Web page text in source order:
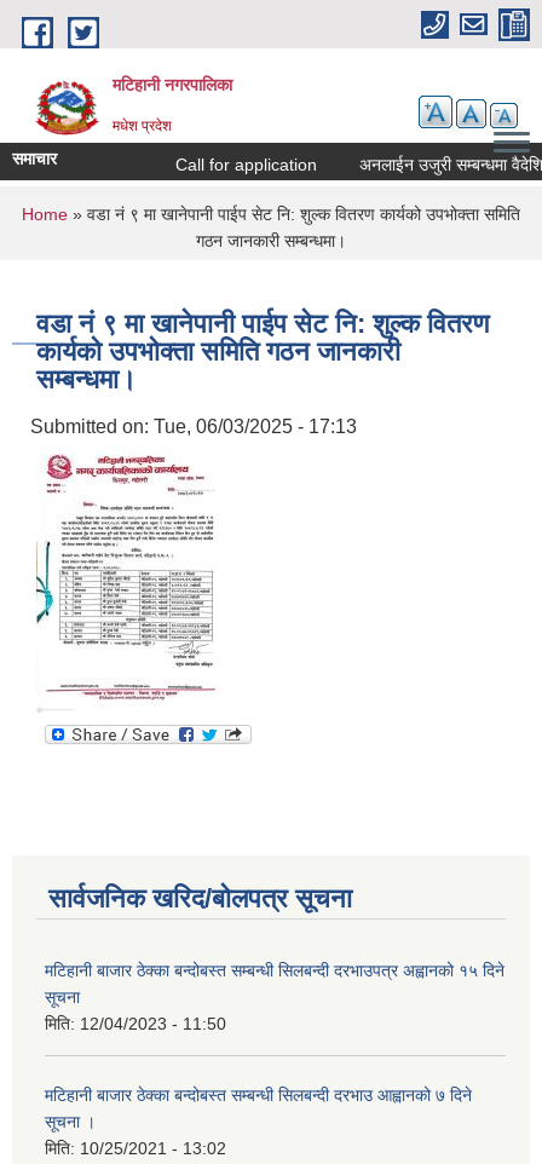
Skip to main content
मटिहानी नगरपालिका
मधेश प्रदेश
समाचार Call for application अनलाईन उजुरी सम्बन्धमा
You are here
Home » वडा नं ९ मा खानेपानी पाईप सेट नि: शुल्क वितरण कार्यको उपभोक्ता समिति
गठन जानकारी सम्बन्धमा।
वडा नं ९ मा खानेपानी पाईप सेट नि: शुल्क वितरण
कार्यको उपभोक्ता समिति गठन जानकारी
सम्बन्धमा।
Submitted on: Tue, 06/03/2025 - 17:13
सार्वजनिक खरिद/बोलपत्र सूचना
मटिहानी बाजार ठेक्का बन्दोबस्त सम्बन्धी सिलबन्दी दरभाउपत्र अह्वानको १५ दिने
सूचना
मिति: 12/04/2023 - 11:50
मटिहानी बाजार ठेक्का बन्दोबस्त सम्बन्धी सिलबन्दी दरभाउ आह्वानको ७ दिने
सूचना ।
मिति: 10/25/2021 - 13:02